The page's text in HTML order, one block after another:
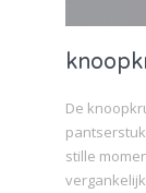
De
stille